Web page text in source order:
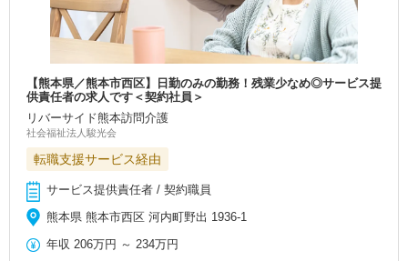
【熊本県／熊本市西区】日勤のみの勤務！残業少なめ◎サービス提
供責任者の求人です＜契約社員＞
リバーサイド熊本訪問介護
社会福祉法人駿光会
転職支援サービス経由
サービス提供責任者 / 契約職員
熊本県 熊本市西区 河内町野出 1936-1
年収 206万円 ～234万円